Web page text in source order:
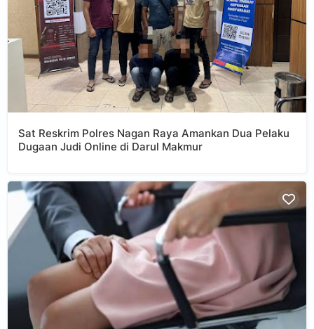
Sat Reskrim Polres Nagan Raya Amankan Dua Pelaku
Dugaan Judi Online di Darul Makmur